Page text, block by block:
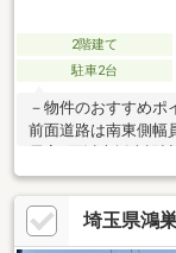
2階建て
駐車2台
－物件のおすすめ
前面道路は南東側幅
居室2面以上採光設
感のある空間・お料
約7.7帖、WIC付・2
ルコニー有・駐車ス
器／食洗機・浴室乾
埼玉県鴻